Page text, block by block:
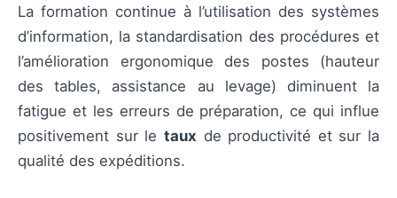
La formation continue à l’utilisation des systèmes
d’information, la standardisation des procédures et
l’amélioration ergonomique des postes (hauteur
des tables, assistance au levage) diminuent la
fatigue et les erreurs de préparation, ce qui influe
positivement sur le taux de productivité et sur la
qualité des expéditions.